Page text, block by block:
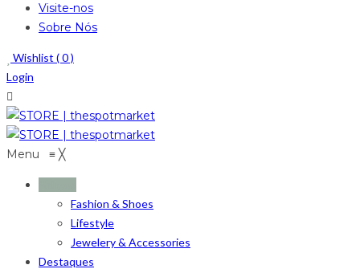
Visite-nos
Sobre Nós
Wishlist (0)
Login
Menu ≡ ╳
Fashion & Shoes
Lifestyle
Jewelery & Accessories
Destaques